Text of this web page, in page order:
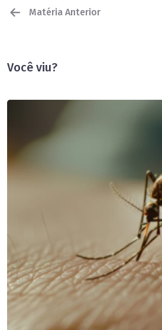
Matéria Anterior
Você viu?